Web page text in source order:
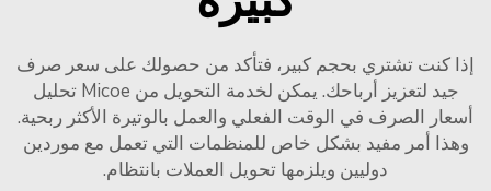
إذا كنت تشتري بحجم كبير، فتأكد من حصولك على سعر صرف
جيد لتعزيز أرباحك. يمكن لخدمة التحويل من Micoe تحليل
أسعار الصرف في الوقت الفعلي والعمل بالوتيرة الأكثر ربحية.
وهذا أمر مفيد بشكل خاص للمنظمات التي تعمل مع موردين
دوليين ويلزمها تحويل العملات بانتظام.